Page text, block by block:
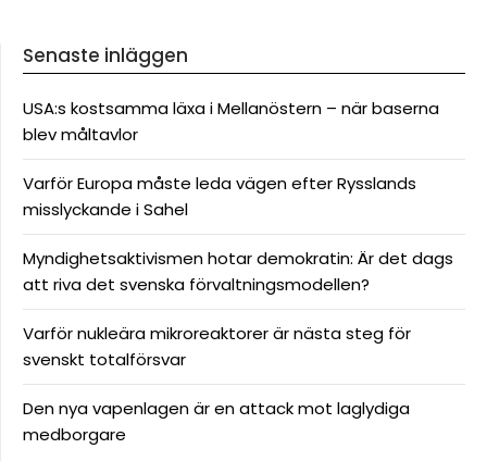
Senaste inläggen
USA:s kostsamma läxa i Mellanöstern – när baserna
blev måltavlor
Varför Europa måste leda vägen efter Rysslands
misslyckande i Sahel
Myndighetsaktivismen hotar demokratin: Är det dags
att riva det svenska förvaltningsmodellen?
Varför nukleära mikroreaktorer är nästa steg för
svenskt totalförsvar
Den nya vapenlagen är en attack mot laglydiga
medborgare